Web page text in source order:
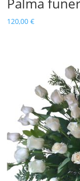
120,00 €